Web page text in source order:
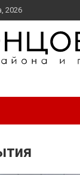
2026